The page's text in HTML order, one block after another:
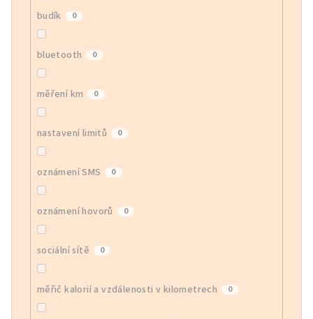
budík 0
bluetooth 0
měření km 0
nastavení limitů 0
oznámení SMS 0
oznámení hovorů 0
sociální sítě 0
měřič kalorií a vzdálenosti v kilometrech 0